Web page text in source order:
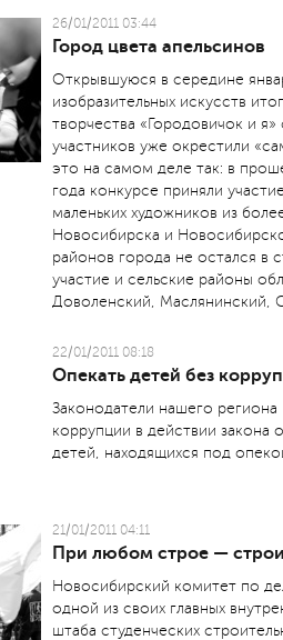
26/01/2011 03:44
Город цвета апельсинов
Открывшуюся в середине
изобразительных искусств
творчества «Городовичок и
участников уже окрестили
это на самом деле так: в
года конкурсе приняли
маленьких художников из
Новосибирска и
районов города не остался в
участие и сельские районы
Доволенский, Маслянинский,
22/01/2011 08:18
Опекать детей без
Законодатели нашего
коррупции в действии закона
детей, находящихся под
21/01/2011 04:11
При любом строе —
Новосибирский комитет по
одной из своих главных
штаба студенческих